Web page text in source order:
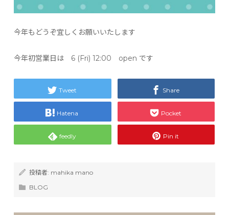
今年もどうぞ宜しくお願いいたします
今年初営業日は 6 (Fri) 12:00 open です
Tweet Share
Hatena Pocket
feedly Pin it
投稿者: mahika mano
BLOG